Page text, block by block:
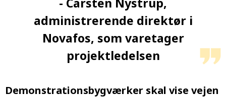
- Carsten Nystrup,
administrerende direktør i
Novafos, som varetager
projektledelsen
Demonstrationsbygværker skal vise vejen